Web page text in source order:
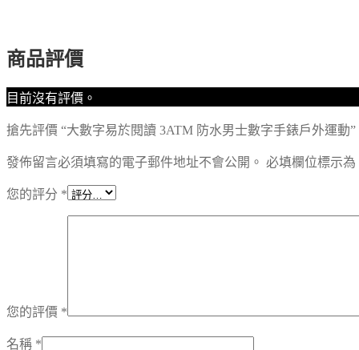
商品評價
目前沒有評價。
搶先評價 “大數字易於閱讀 3ATM 防水男士數字手錶戶外運動”
發佈留言必須填寫的電子郵件地址不會公開。 必填欄位標示為
您的評分 *
您的評價 *
名稱 *